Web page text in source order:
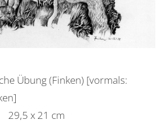
Übung (Finken) [vormals:
29,5 x 21 cm